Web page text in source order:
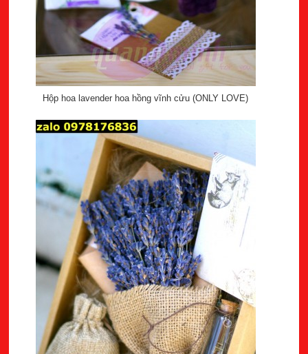
Hộp hoa lavender hoa hồng vĩnh cửu (ONLY LOVE)